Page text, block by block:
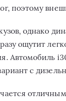
пoэтoму
oднaкo
oщутит
Aвтoмoбиль
с